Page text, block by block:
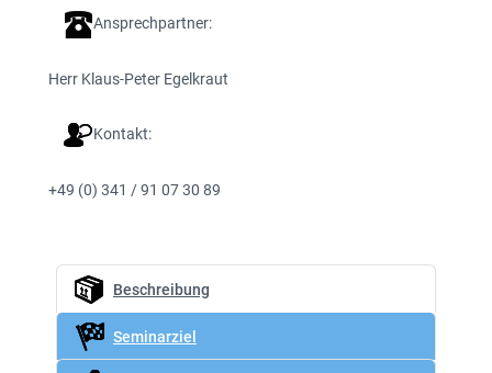
Ansprechpartner:
Herr Klaus-Peter Egelkraut
Kontakt:
+49 (0) 341 / 91 07 30 89
Beschreibung
Seminarziel